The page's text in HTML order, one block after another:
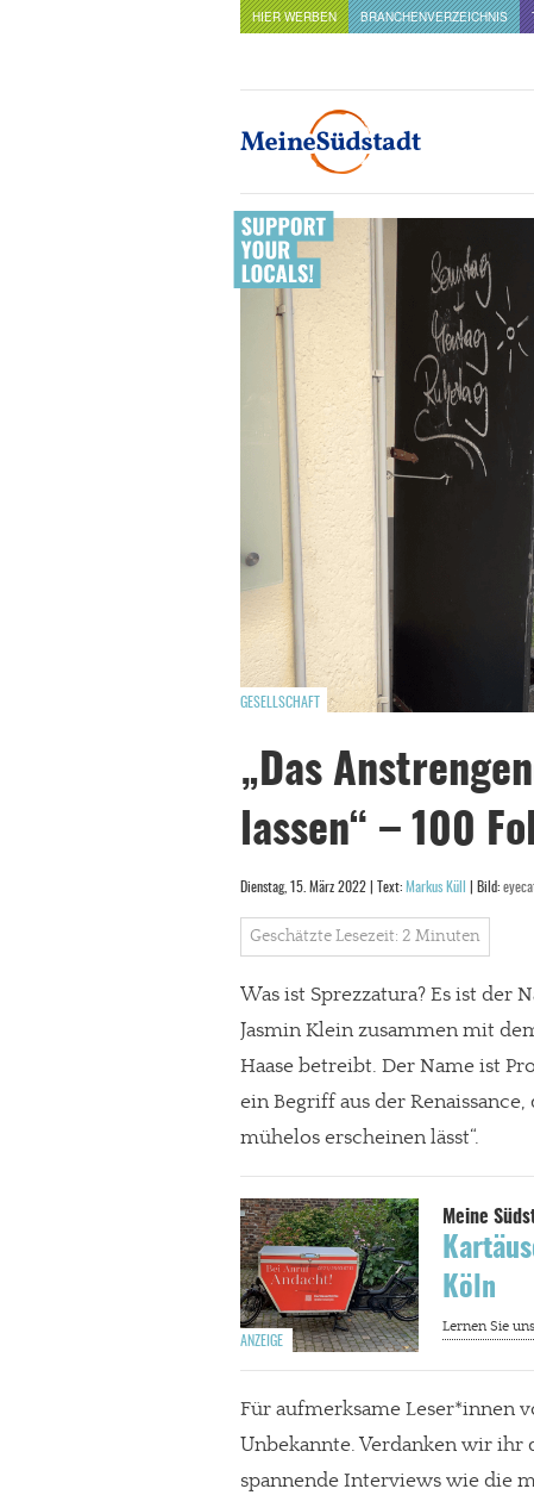
HIER WERBEN BRANCHENVERZEICHNIS
GESELLSCHAFT
„Das
lassen“ – 100
Dienstag, 15. März 2022 | Text: Markus Küll | Bild:
Geschätzte Lesezeit: 2 Minuten
Was ist Sprezzatura? Es ist der
Jasmin Klein zusammen mit
Haase betreibt. Der Name ist
ein Begriff aus der
mühelos erscheinen lässt“.
Köln
Für aufmerksame Leser*innen
Unbekannte. Verdanken wir ihr
spannende Interviews wie die